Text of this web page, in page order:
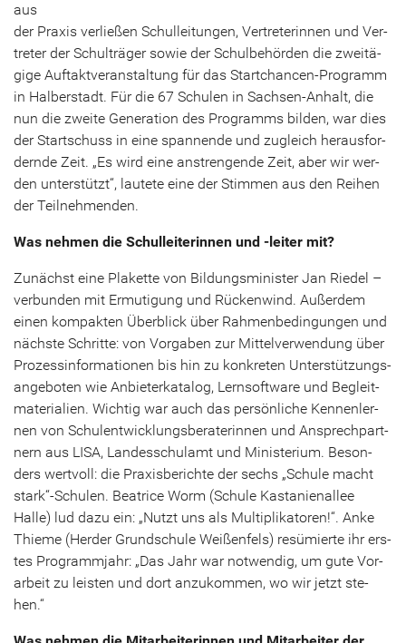
aus
der Pra­xis ver­lie­ßen Schul­lei­tun­gen, Ver­tre­te­rin­nen und Ver­
tre­ter der Schul­trä­ger sowie der Schul­be­hör­den die zwei­tä­
gi­ge Auf­takt­ver­an­stal­tung für das Startchancen-​Programm
in Hal­ber­stadt. Für die 67 Schu­len in Sachsen-​Anhalt, die
nun die zwei­te Ge­ne­ra­ti­on des Pro­gramms bil­den, war dies
der Start­schuss in eine span­nen­de und zu­gleich her­aus­for­
dern­de Zeit. „Es wird eine an­stren­gen­de Zeit, aber wir wer­
den un­ter­stützt“, lau­te­te eine der Stim­men aus den Rei­hen
der Teil­neh­men­den.
Was neh­men die Schul­lei­te­rin­nen und -​leiter mit?
Zu­nächst eine Pla­ket­te von Bil­dungs­mi­nis­ter Jan Rie­del –
ver­bun­den mit Er­mu­ti­gung und Rü­cken­wind. Au­ßer­dem
einen kom­pak­ten Über­blick über Rah­men­be­din­gun­gen und
nächs­te Schrit­te: von Vor­ga­ben zur Mit­tel­ver­wen­dung über
Pro­zess­in­for­ma­tio­nen bis hin zu kon­kre­ten Un­ter­stüt­zungs­
an­ge­bo­ten wie An­bie­ter­ka­ta­log, Lern­soft­ware und Be­gleit­
ma­te­ria­li­en. Wich­tig war auch das per­sön­li­che Ken­nen­ler­
nen von Schul­ent­wick­lungs­be­ra­te­rin­nen und An­sprech­part­
nern aus LISA, Lan­des­schul­amt und Mi­nis­te­ri­um. Be­son­
ders wert­voll: die Pra­xis­be­rich­te der sechs „Schu­le macht
stark“-​Schulen. Bea­tri­ce Worm (Schu­le Kas­ta­ni­en­al­lee
Halle) lud dazu ein: „Nutzt uns als Mul­ti­pli­ka­to­ren!“. Anke
Thie­me (Her­der Grund­schu­le Wei­ßen­fels) re­sü­mier­te ihr ers­
tes Pro­gramm­jahr: „Das Jahr war not­wen­dig, um gute Vor­
ar­beit zu leis­ten und dort an­zu­kom­men, wo wir jetzt ste­
hen.“